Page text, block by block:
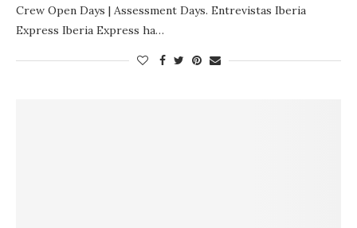
Crew Open Days | Assessment Days. Entrevistas Iberia
Express Iberia Express ha…